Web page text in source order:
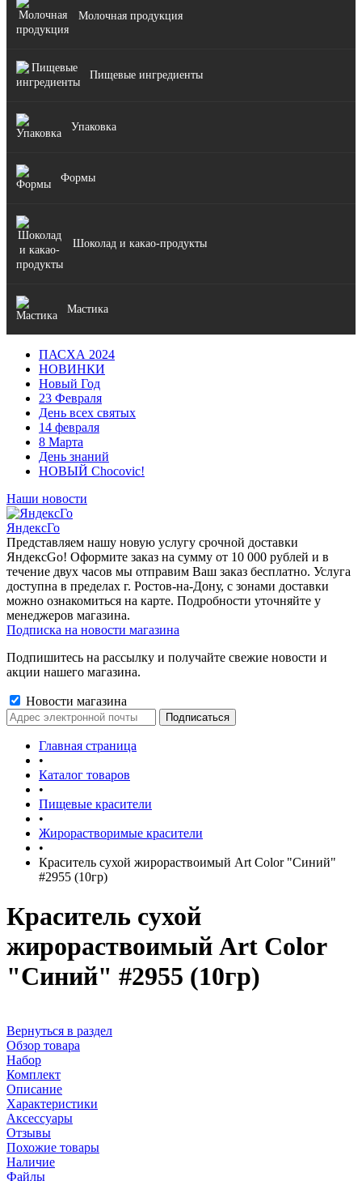
Молочная продукция
Пищевые ингредиенты
Упаковка
Формы
Шоколад и какао-продукты
Мастика
ПАСХА 2024
НОВИНКИ
Новый Год
23 Февраля
День всех святых
14 февраля
8 Марта
День знаний
НОВЫЙ Chocovic!
Наши новости
ЯндексГо
Представляем нашу новую услугу срочной доставки
ЯндексGo! Оформите заказ на сумму от 10 000 рублей и в
течение двух часов мы отправим Ваш заказ бесплатно. Услуга
доступна в пределах г. Ростов-на-Дону, с зонами доставки
можно ознакомиться на карте. Подробности уточняйте у
менеджеров магазина.
Подписка на новости магазина
Подпишитесь на рассылку и получайте свежие новости и
акции нашего магазина.
Новости магазина
Главная страница
•
Каталог товаров
•
Пищевые красители
•
Жирорастворимые красители
•
Краситель сухой жирораствоимый Art Color "Синий"
#2955 (10гр)
Краситель сухой
жирораствоимый Art Color
"Синий" #2955 (10гр)
Вернуться в раздел
Обзор товара
Набор
Комплект
Описание
Характеристики
Аксессуары
Отзывы
Похожие товары
Наличие
Файлы